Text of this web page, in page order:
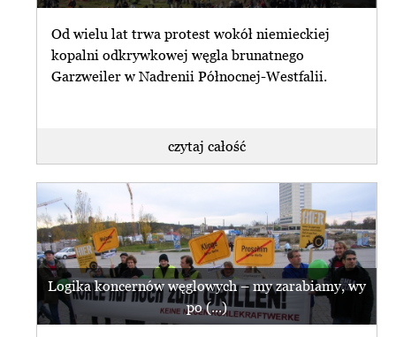
Od wielu lat trwa protest wokół niemieckiej
kopalni odkrywkowej węgla brunatnego
Garzweiler w Nadrenii Północnej-Westfalii.
czytaj całość
Logika koncernów węglowych – my zarabiamy, wy
po (...)